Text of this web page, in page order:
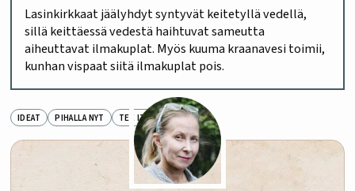
Lasinkirkkaat jäälyhdyt syntyvät keitetyllä vedellä,
sillä keittäessä vedestä haihtuvat sameutta
aiheuttavat ilmakuplat. Myös kuuma kraanavesi toimii,
kunhan vispaat siitä ilmakuplat pois.
IDEAT PIHALLA NYT TEE ITSE